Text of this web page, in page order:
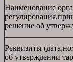
Наименование
решение об
Реквизиты
об утверждении